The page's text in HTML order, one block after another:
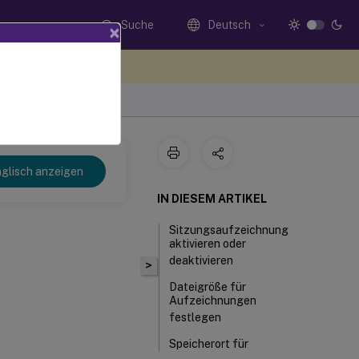
Suche Deutsch
anzeigen
>
IN DIESEM ARTIKEL
Sitzungsaufzeichnung
aktivieren oder
deaktivieren
Dateigröße für
Aufzeichnungen
festlegen
Speicherort für
×